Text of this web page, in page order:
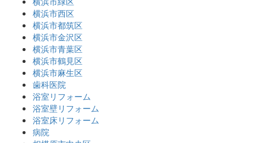
横浜市西区
横浜市都筑区
横浜市金沢区
横浜市青葉区
横浜市鶴見区
横浜市麻生区
歯科医院
浴室リフォーム
浴室壁リフォーム
浴室床リフォーム
病院